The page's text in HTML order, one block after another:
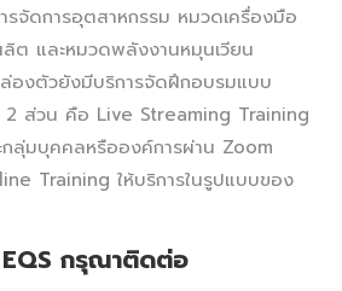
จัดการอุตสาหกรรม หมวดเครื่องมือ
ลิต และหมวดพลังงานหมุนเวียน​
องตัวยังมีบริการจัดฝึกอบรมแบบ
2 ส่วน คือ Live Streaming Training
กลุ่มบุคคลหรือองค์การผ่าน Zoom
Training ให้บริการในรูปแบบของ
กรุณาติดต่อ